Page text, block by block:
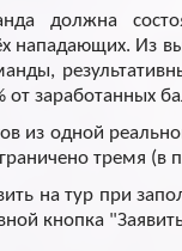
должна
нападающих. Из
заработанных
из одной
тремя
на тур при
кнопка